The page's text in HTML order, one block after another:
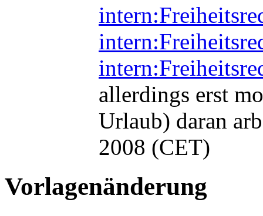
allerdings erst
Urlaub) daran
2008 (CET)
Vorlagenänderung